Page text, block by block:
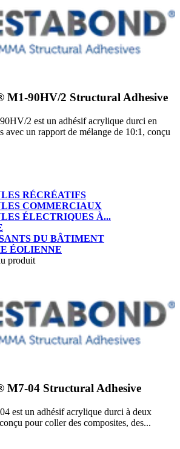
M1-90HV/2 Structural Adhesive
2 est un adhésif acrylique durci en
avec un rapport de mélange de 10:1, conçu
RÉCRÉATIFS
COMMERCIAUX
ÉLECTRIQUES À...
DU BÂTIMENT
ÉOLIENNE
produit
M7-04 Structural Adhesive
est un adhésif acrylique durci à deux
pour coller des composites, des...